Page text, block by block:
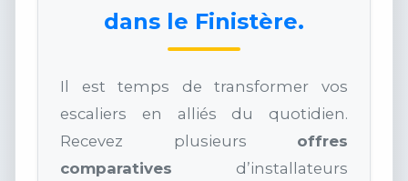
dans le Finistère.
Il est temps de transformer vos
escaliers en alliés du quotidien.
Recevez plusieurs offres
comparatives d’installateurs